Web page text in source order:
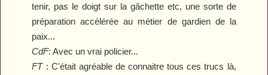
tenir, pas le doigt sur la gâchette etc, une sorte de
préparation accélérée au métier de gardien de la
paix...
CdF:Avec un vrai policier...
FT: C'était agréable de connaitre tous ces trucs là,